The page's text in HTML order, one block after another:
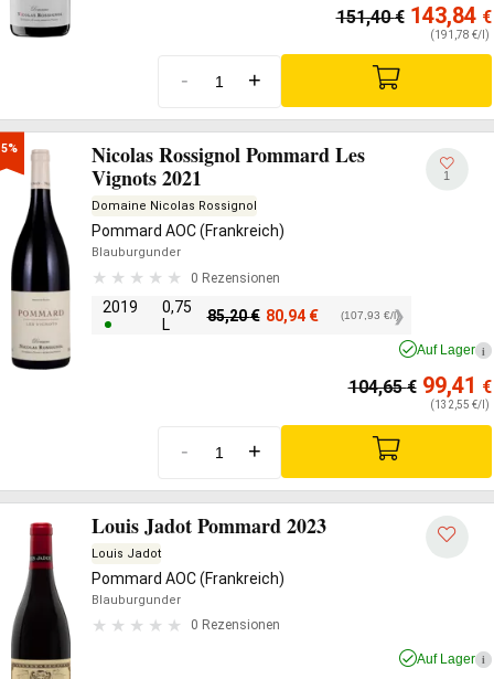
151,40€ 143,84 €
(191,78 €/l)
- +
Nicolas Rossignol Pommard Les
Vignots 2021
Domaine Nicolas Rossignol
Pommard AOC (Frankreich)
Blauburgunder
0 Rezensionen
2019
0,75
L
85,20€ 80,94 € (107,93 €/l)
1
Auf Lager i
104,65€ 99,41 €
(132,55 €/l)
- +
Louis Jadot Pommard 2023
Louis Jadot
Pommard AOC (Frankreich)
Blauburgunder
0 Rezensionen
Auf Lager i